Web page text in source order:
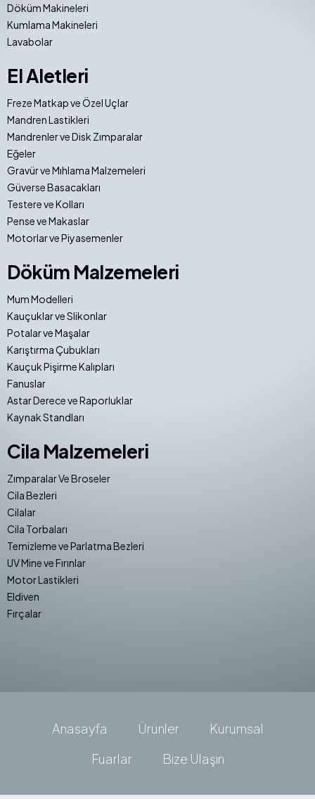
Döküm Makineleri
Kumlama Makineleri
Lavabolar
El Aletleri
Freze Matkap ve Özel Uçlar
Mandren Lastikleri
Mandrenler ve Disk Zımparalar
Eğeler
Gravür ve Mıhlama Malzemeleri
Güverse Basacakları
Testere ve Kolları
Pense ve Makaslar
Motorlar ve Piyasemenler
Döküm Malzemeleri
Mum Modelleri
Kauçuklar ve Slikonlar
Potalar ve Maşalar
Karıştırma Çubukları
Kauçuk Pişirme Kalıpları
Fanuslar
Astar Derece ve Raporluklar
Kaynak Standları
Cila Malzemeleri
Zımparalar Ve Broseler
Cila Bezleri
Cilalar
Cila Torbaları
Temizleme ve Parlatma Bezleri
UV Mine ve Fırınlar
Motor Lastikleri
Eldiven
Fırçalar
Anasayfa Ürünler
Kurumsal
Fuarlar
Bize Ulaşın